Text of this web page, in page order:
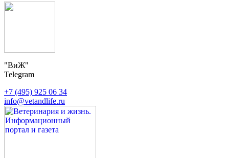
"ВиЖ"
Telegram
+7 (495) 925 06 34
info@vetandlife.ru